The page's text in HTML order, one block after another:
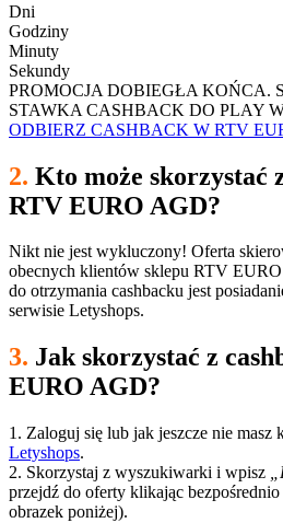
Dni
Godziny
Minuty
Sekundy
PROMOCJA DOBIEGŁA KOŃCA.
STAWKA CASHBACK DO PLAY
ODBIERZ CASHBACK W RTV
2. Kto może skorzystać
RTV EURO AGD?
Nikt nie jest wykluczony! Oferta
obecnych klientów sklepu RTV
do otrzymania cashbacku jest
serwisie Letyshops.
3. Jak skorzystać z
EURO AGD?
1. Zaloguj się lub jak jeszcze nie masz
Letyshops.
2. Skorzystaj z wyszukiwarki i wpisz
przejdź do oferty klikając
obrazek poniżej).